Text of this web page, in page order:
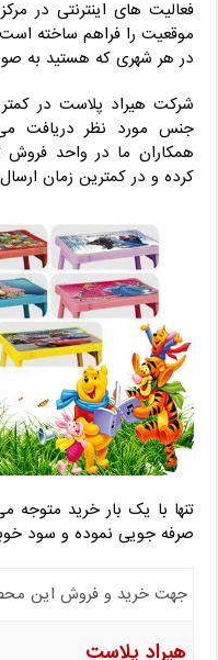
فعالیت های اینترنتی در
موقعیت را فراهم ساخته است
در هر شهری که هستید به
شرکت هیراد پلاست در
جنس مورد نظر دریافت
همکاران ما در واحد فروش
کرده و در کمترین زمان ارسال
تنها با یک بار خرید
صرفه جویی نموده و سود
جهت خرید و فروش این
هیراد پلاست